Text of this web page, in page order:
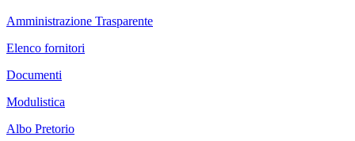
Amministrazione Trasparente
Elenco fornitori
Documenti
Modulistica
Albo Pretorio